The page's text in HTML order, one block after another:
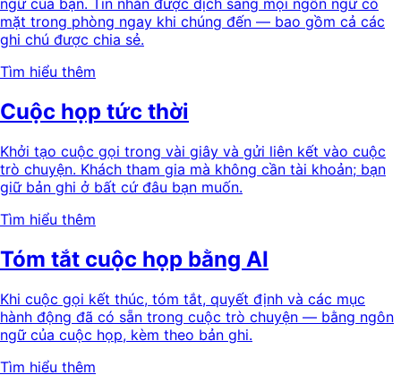
ngữ của bạn. Tin nhắn được dịch sang mọi ngôn ngữ có
mặt trong phòng ngay khi chúng đến — bao gồm cả các
ghi chú được chia sẻ.
Tìm hiểu thêm
Cuộc họp tức thời
Khởi tạo cuộc gọi trong vài giây và gửi liên kết vào cuộc
trò chuyện. Khách tham gia mà không cần tài khoản; bạn
giữ bản ghi ở bất cứ đâu bạn muốn.
Tìm hiểu thêm
Tóm tắt cuộc họp bằng AI
Khi cuộc gọi kết thúc, tóm tắt, quyết định và các mục
hành động đã có sẵn trong cuộc trò chuyện — bằng ngôn
ngữ của cuộc họp, kèm theo bản ghi.
Tìm hiểu thêm